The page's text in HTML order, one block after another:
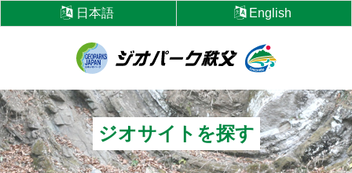
ン
本
文
へ
ス
キ
日本語 English
ジオパーク秩父
ジオサイトを探す